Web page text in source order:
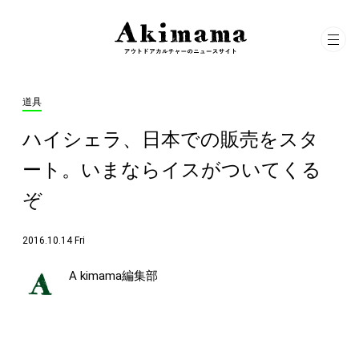
道具
ハイシェラ、日本での販売をスタ
ート。いまならイスがついてくる
ぞ
2016.10.14 Fri
A kimama編集部